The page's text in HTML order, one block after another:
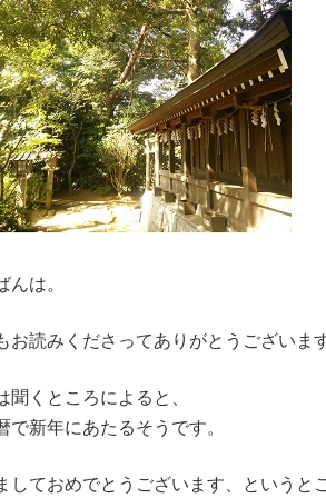
時
:
んは。
お読みくださってありがとうございます
聞くところによると、
で新年にあたるそうです。
しておめでとうございます、というと